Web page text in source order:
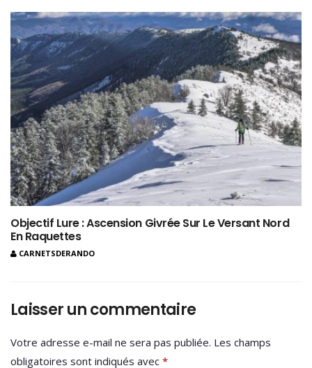
Objectif Lure : Ascension Givrée Sur Le Versant Nord
En Raquettes
CARNETSDERANDO
Laisser un commentaire
Votre adresse e-mail ne sera pas publiée. Les champs
obligatoires sont indiqués avec *